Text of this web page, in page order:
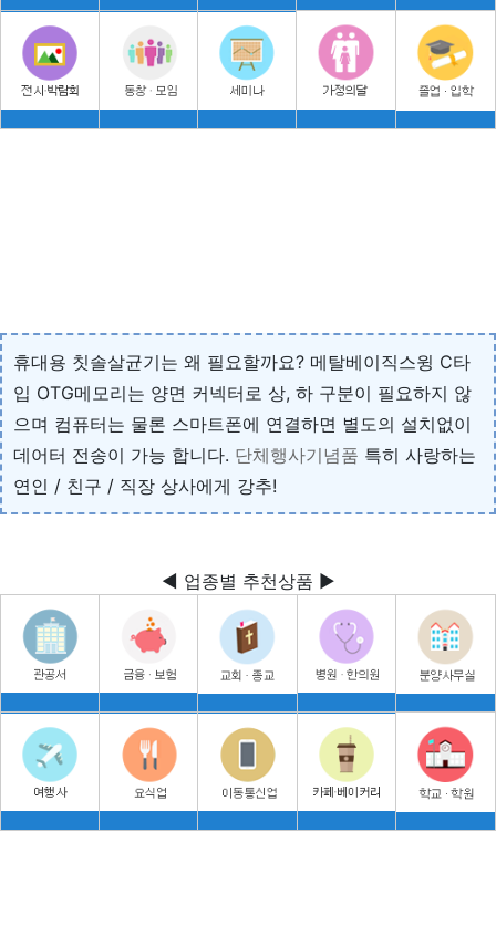
휴대용 칫솔살균기는 왜 필요할까요? 메탈베이직스윙 C타
입 OTG메모리는 양면 커넥터로 상, 하 구분이 필요하지 않
으며 컴퓨터는 물론 스마트폰에 연결하면 별도의 설치없이
데어터 전송이 가능 합니다. 단체행사기념품 특히 사랑하는
연인 / 친구 / 직장 상사에게 강추!
◀ 업종별 추천상품 ▶